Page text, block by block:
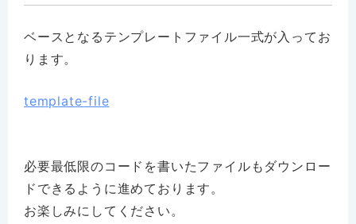
ベースとなるテンプレートファイル一式が入ってお
ります。
template-file
必要最低限のコードを書いたファイルもダウンロー
ドできるように進めております。
お楽しみにしてください。